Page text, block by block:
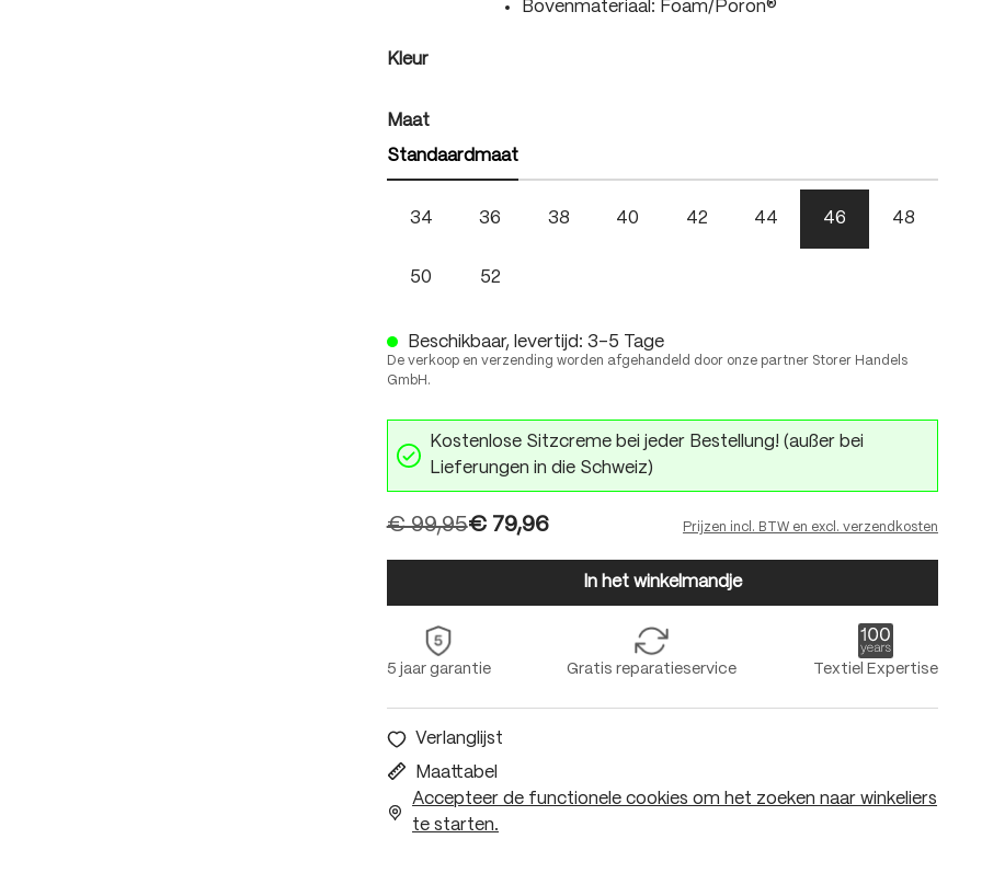
Bovenmateriaal: Foam/Poron®
Kleurauswählen
Maatauswählen
Standaardmaat
34 36 38 40 42 44 46 48
50 52
Beschikbaar, levertijd: 3-5 Tage
De verkoop en verzending worden afgehandeld door onze partner Storer Handels
GmbH.
Kostenlose Sitzcreme bei jeder Bestellung! (außer bei
Lieferungen in die Schweiz)
€ 79,96
€ 99,95 Prijzen incl. BTW en excl. verzendkosten
In het winkelmandje
5 jaar garantie Gratis reparatieservice Textiel Expertise
Verlanglijst
Maattabel
Accepteer de functionele cookies om het zoeken naar winkeliers
te starten.